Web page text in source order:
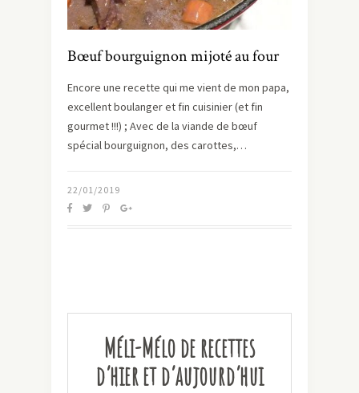
Bœuf bourguignon mijoté au four
Encore une recette qui me vient de mon papa,
excellent boulanger et fin cuisinier (et fin
gourmet !!!) ; Avec de la viande de bœuf
spécial bourguignon, des carottes,…
22/01/2019
Méli-Mélo de recettes
d’hier et d’aujourd’hui